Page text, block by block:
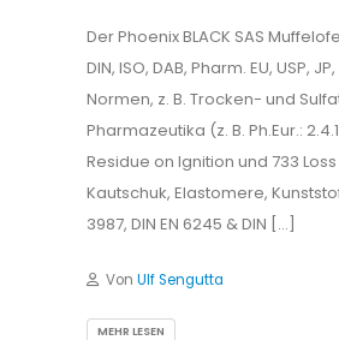
Der Phoenix BLACK SAS
DIN, ISO, DAB, Pharm. EU, USP,
Normen, z. B. Trocken- und
Pharmazeutika (z. B. Ph.Eur.:
Residue on Ignition und 733
Kautschuk, Elastomere,
3987, DIN EN 6245 & DIN […]
Von Ulf Sengutta
MEHR LESEN